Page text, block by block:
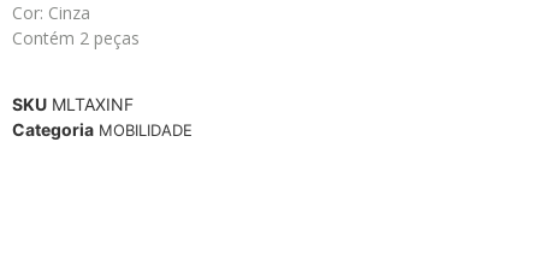
Cor: Cinza
Contém 2 peças
SKU MLTAXINF
Categoria MOBILIDADE